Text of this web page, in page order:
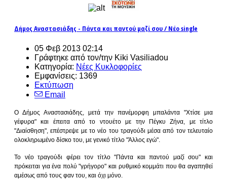
Δήμος Αναστασιάδης - Πάντα και παντού μαζί σου / Νέο single
05 Φεβ 2013 02:14
Γράφτηκε από τον/την Kiki Vasiliadou
Κατηγορία: Νέες Κυκλοφορίες
Εμφανίσεις: 1369
Εκτύπωση
Email
Ο Δήμος Αναστασιάδης, μετά την πανέμορφη μπαλάντα "Χτίσε μια
γέφυρα" και έπειτα από το ντουέτο με την Πέγκυ Ζήνα, με τίτλο
"Διαίσθηση", επέστρεψε με το νέο του τραγούδι μέσα από τον τελευταίο
ολοκληρωμένο δίσκο του, με γενικό τίτλο "Άλλος εγώ".
Το νέο τραγούδι φέρει τον τίτλο "Πάντα και παντού μαζί σου" και
πρόκειται για ένα πολύ "γρήγορο" και ρυθμικό κομμάτι που θα αγαπηθεί
αμέσως από τους φαν του, και όχι μόνο.